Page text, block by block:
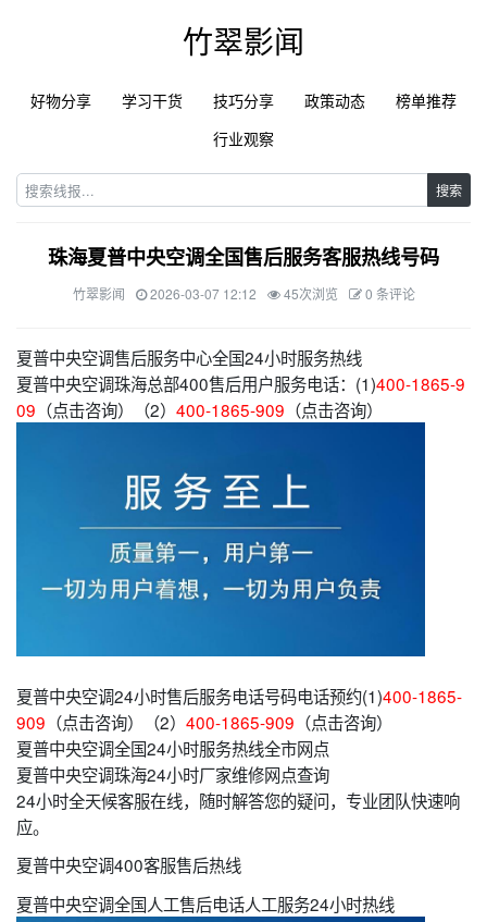
竹翠影闻
好物分享 学习干货 技巧分享 政策动态
榜单推荐
行业观察
搜索
珠海夏普中央空调全国售后服务客服热线号码
竹翠影闻 2026-03-07 12:12 45次浏览 0 条评论
夏普中央空调售后服务中心全国24小时服务热线
夏普中央空调珠海总部400售后用户服务电话：(1)400-1865-9
09 （点击咨询）（2） 400-1865-909 （点击咨询）
夏普中央空调24小时售后服务电话号码电话预约(1)400-1865-
909 （点击咨询）（2） 400-1865-909 （点击咨询）
夏普中央空调全国24小时服务热线全市网点
夏普中央空调珠海24小时厂家维修网点查询
24小时全天候客服在线，随时解答您的疑问，专业团队快速响
应。
夏普中央空调400客服售后热线
夏普中央空调全国人工售后电话人工服务24小时热线